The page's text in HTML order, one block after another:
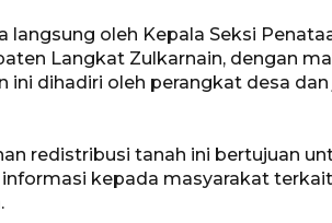
langsung oleh Kepala Seksi
Langkat Zulkarnain, dengan
ini dihadiri oleh perangkat desa
redistribusi tanah ini bertujuan
kepada masyarakat